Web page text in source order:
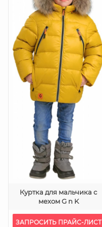
Куртка для мальчика с
мехом G n K
ЗАПРОСИТЬ ПРАЙС-ЛИСТ